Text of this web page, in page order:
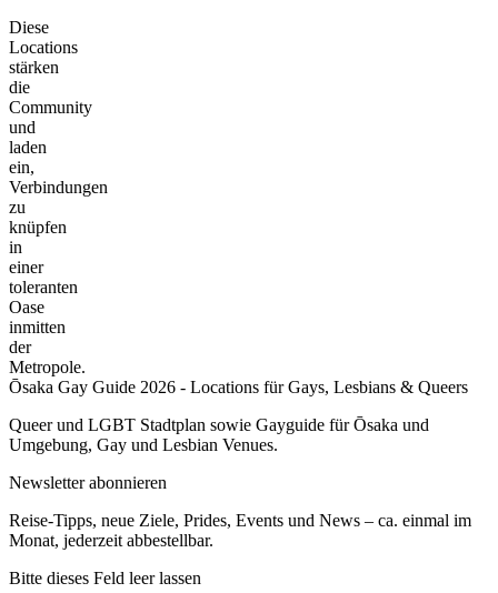
Diese
Locations
stärken
die
Community
und
laden
ein,
Verbindungen
zu
knüpfen
in
einer
toleranten
Oase
inmitten
der
Metropole.
Ōsaka Gay Guide 2026 - Locations für Gays, Lesbians & Queers
Queer und LGBT Stadtplan sowie Gayguide für Ōsaka und
Umgebung, Gay und Lesbian Venues.
Newsletter abonnieren
Reise-Tipps, neue Ziele, Prides, Events und News – ca. einmal im
Monat, jederzeit abbestellbar.
Bitte dieses Feld leer lassen